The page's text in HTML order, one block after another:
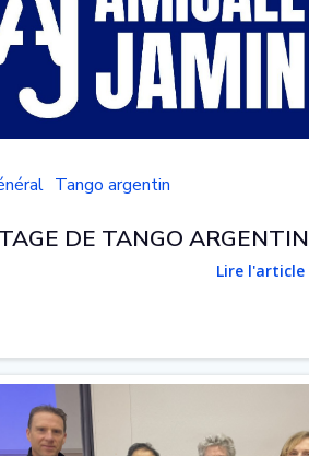
Tango argentin
DE TANGO ARGENTIN
Lire l'article